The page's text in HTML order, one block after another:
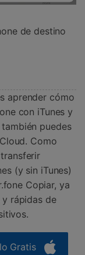
de destino
aprender cómo
con iTunes y
puedes
Como
(y sin iTunes)
Copiar, ya
y rápidas de
Gratis